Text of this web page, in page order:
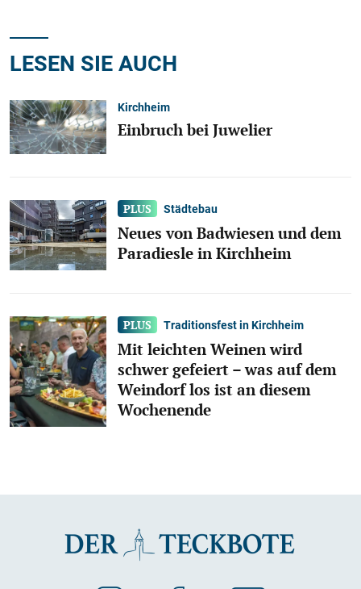
LESEN SIE AUCH
Kirchheim
Einbruch bei Juwelier
Städtebau
Neues von Badwiesen und dem
Paradiesle in Kirchheim
Traditionsfest in Kirchheim
Mit leichten Weinen wird
schwer gefeiert – was auf dem
Weindorf los ist an diesem
Wochenende